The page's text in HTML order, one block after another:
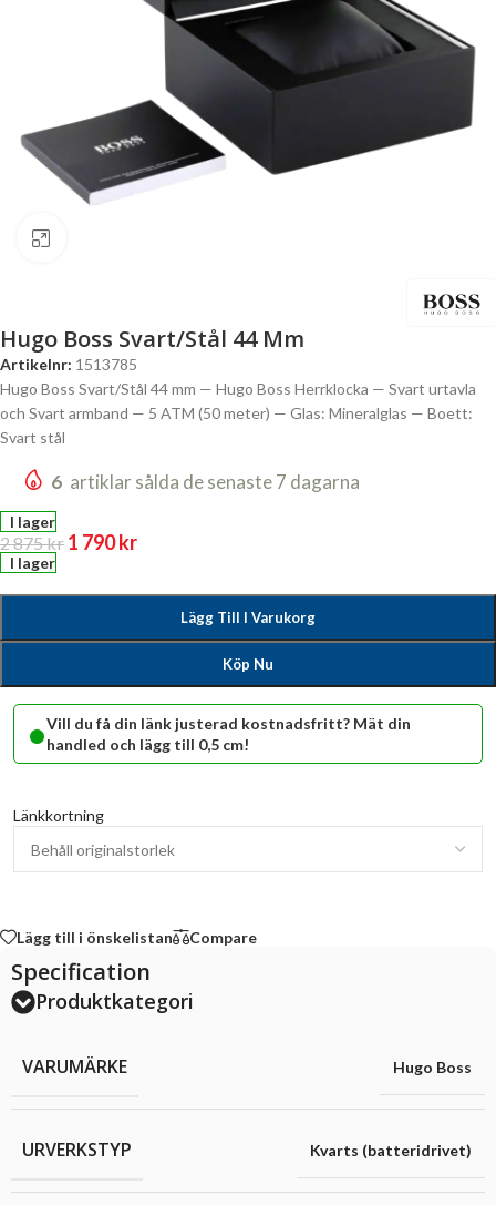
Hugo Boss Svart/Stål 44 Mm
Artikelnr: 1513785
Hugo Boss Svart/Stål 44 mm — Hugo Boss Herrklocka — Svart urtavla
och Svart armband — 5 ATM (50 meter) — Glas: Mineralglas — Boett:
Svart stål
6 artiklar sålda de senaste 7 dagarna
I lager
2 875kr 1 790kr
I lager
Lägg Till I Varukorg
Köp Nu
•Vill du få din länk justerad kostnadsfritt? Mät din
handled och lägg till 0,5 cm!
Länkkortning
Lägg till i önskelistan Compare
Specification
Produktkategori
VARUMÄRKE Hugo Boss
URVERKSTYP Kvarts (batteridrivet)